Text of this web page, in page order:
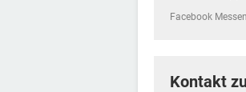
Facebook
Kontakt